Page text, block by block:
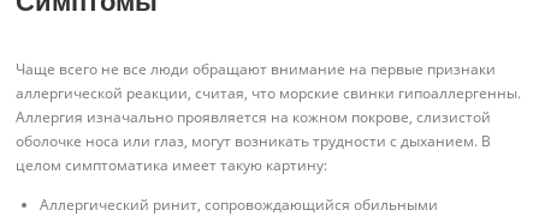
Чаще всего не все люди обращают внимание на первые признаки
аллергической реакции, считая, что морские свинки гипоаллергенны.
Аллергия изначально проявляется на кожном покрове, слизистой
оболочке носа или глаз, могут возникать трудности с дыханием. В
целом симптоматика имеет такую картину:
Аллергический ринит, сопровождающийся обильными